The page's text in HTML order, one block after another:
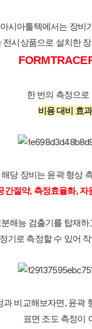
아시아툴텍에서는 장비
전시상품으로 설치한
한 번의 측정으
비용 대비 효
해당 장비는 윤곽 형상
간절약, 측정효율화, 자
해능 검출기를 탑재
기로 측정할 수 있어
과 비교해보자면, 윤곽
표면 조도 측정이